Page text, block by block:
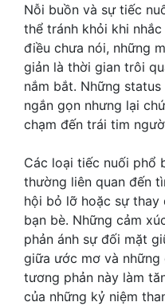
Nỗi buồn và sự tiếc
thể tránh khỏi khi
điều chưa nói, những
giản là thời gian trôi
nắm bắt. Những
ngắn gọn nhưng lại
chạm đến trái tim
Các loại tiếc nuối phổ
thường liên quan đến
hội bỏ lỡ hoặc sự
bạn bè. Những cảm
phản ánh sự đối mặt
giữa ước mơ và những
tương phản này làm
của những kỷ niệm